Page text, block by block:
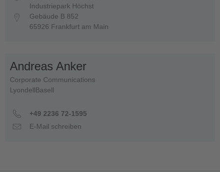
Industriepark Höchst
Gebäude B 852
65926 Frankfurt am Main
Andreas Anker
Corporate Communications
LyondellBasell
+49 2236 72-1595
E-Mail schreiben